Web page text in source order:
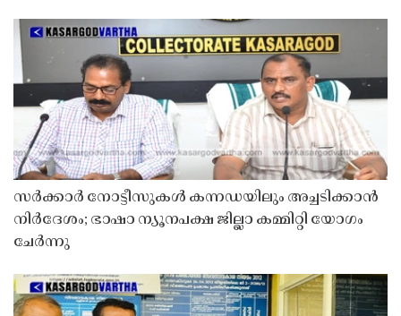
സർക്കാർ നോട്ടീസുകൾ കന്നഡയിലും അച്ചടിക്കാൻ
നിർദേശം; ഭാഷാ ന്യൂനപക്ഷ ജില്ലാ കമ്മിറ്റി യോഗം
ചേർന്നു